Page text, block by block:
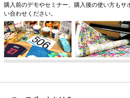
購入前のデモやセミナー、購入後の使い方もサ
い合わせください。